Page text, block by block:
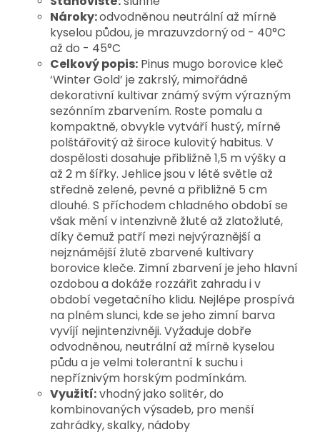
Nároky:odvodněnou neutrální až mírně
kyselou půdou, je mrazuvzdorný od - 40°C
až do - 45°C
Celkový popis: Pinus mugo borovice kleč
‘Winter Gold’ je zakrslý, mimořádně
dekorativní kultivar známý svým výrazným
sezónním zbarvením. Roste pomalu a
kompaktně, obvykle vytváří hustý, mírně
polštářovitý až široce kulovitý habitus. V
dospělosti dosahuje přibližně 1,5 m výšky a
až 2 m šířky. Jehlice jsou v létě světle až
středně zelené, pevné a přibližně 5 cm
dlouhé. S příchodem chladného období se
však mění v intenzivně žluté až zlatožluté,
díky čemuž patří mezi nejvýraznější a
nejznámější žlutě zbarvené kultivary
borovice kleče. Zimní zbarvení je jeho hlavní
ozdobou a dokáže rozzářit zahradu i v
období vegetačního klidu. Nejlépe prospívá
na plném slunci, kde se jeho zimní barva
vyvíjí nejintenzivněji. Vyžaduje dobře
odvodněnou, neutrální až mírně kyselou
půdu a je velmi tolerantní k suchu i
nepříznivým horským podmínkám.
Využití:vhodný jako solitér, do
kombinovaných výsadeb, pro menší
zahrádky, skalky, nádoby